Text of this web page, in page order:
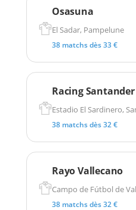
Osasuna
El Sadar, Pampelune
38 matchs dès 33 €
Racing Santander
Estadio El Sardinero,
38 matchs dès 32 €
Rayo Vallecano
Campo de Fútbol de
38 matchs dès 32 €